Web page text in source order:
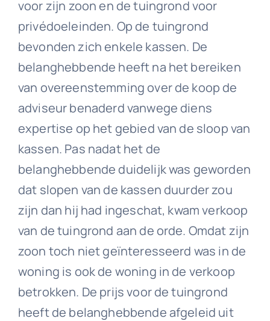
voor zijn zoon en de tuingrond voor
privédoeleinden. Op de tuingrond
bevonden zich enkele kassen. De
belanghebbende heeft na het bereiken
van overeenstemming over de koop de
adviseur benaderd vanwege diens
expertise op het gebied van de sloop van
kassen. Pas nadat het de
belanghebbende duidelijk was geworden
dat slopen van de kassen duurder zou
zijn dan hij had ingeschat, kwam verkoop
van de tuingrond aan de orde. Omdat zijn
zoon toch niet geïnteresseerd was in de
woning is ook de woning in de verkoop
betrokken. De prijs voor de tuingrond
heeft de belanghebbende afgeleid uit